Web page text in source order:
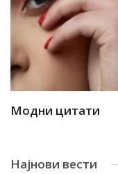
Модни цитати
Најнови вести